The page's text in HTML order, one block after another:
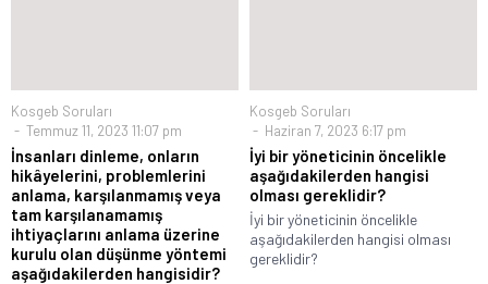
Kosgeb Soruları
Temmuz 11, 2023 11:07 pm
İnsanları dinleme, onların
hikâyelerini, problemlerini
anlama, karşılanmamış veya
tam karşılanamamış
ihtiyaçlarını anlama üzerine
kurulu olan düşünme yöntemi
aşağıdakilerden hangisidir?
Kosgeb Soruları
Haziran 7, 2023 6:17 pm
İyi bir yöneticinin öncelikle
aşağıdakilerden hangisi
olması gereklidir?
İyi bir yöneticinin öncelikle
aşağıdakilerden hangisi olması
gereklidir?